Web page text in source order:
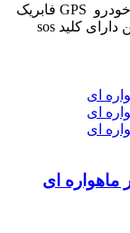
پیشرفته ترین و مدرن ترین ردیاب ماهواره ای خودرو GPS فابریک
ساینا ردیاب فابریک M110 ردیابی آنلاین و آفلاین دارای کلید sos